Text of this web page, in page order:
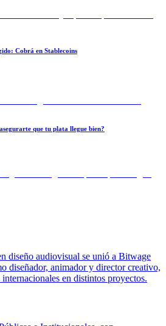
Cobrá en Stablecoins
que tu plata llegue bien?
diseño audiovisual se unió a Bitwage
diseñador, animador y director creativo,
en distintos proyectos.